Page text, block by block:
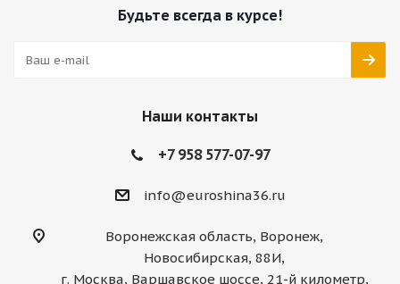
Будьте всегда в курсе!
Наши контакты
+7 958 577-07-97
info@euroshina36.ru
Воронежская область, Воронеж,
Новосибирская, 88И,
г. Москва, Варшавское шоссе, 21-й километр,